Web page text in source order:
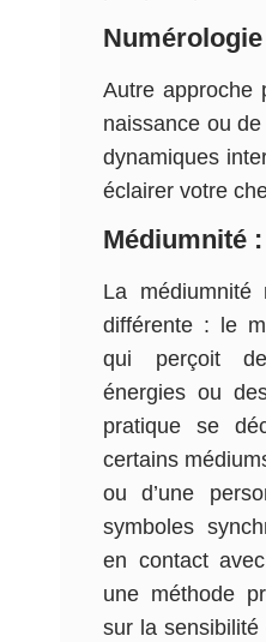
Autre approche
naissance ou
dynamiques
éclairer votre
Médiumnité
La médiumnité
différente : le
qui perçoit
énergies ou
pratique se
certains
ou d’une
symboles
en contact
une méthode
sur la sensibilité